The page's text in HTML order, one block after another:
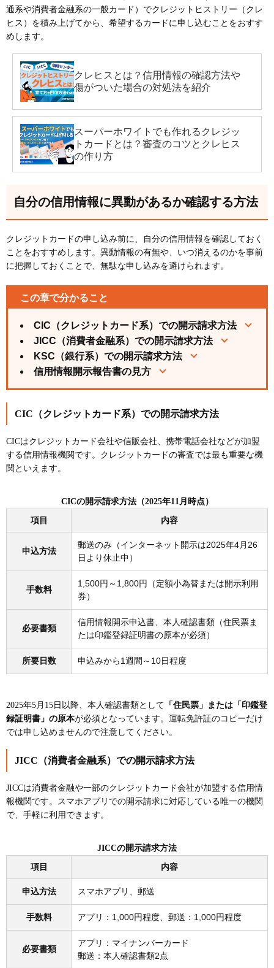
通系や消費者金融系の一般カード）でクレジットヒストリー（クレ
ヒス）を積み上げてから、希望するカードに申し込むことをおすす
めします。
クレヒスとは？信用情報の確認方法や
傷がついた場合の対処法を紹介
スーパーホワイトでも作れるクレジッ
トカードとは？審査のコツとクレヒス
の作り方
自分の信用情報に異動があるか確認する方法
クレジットカードの申し込み前に、自分の信用情報を確認しておく
ことをおすすめします。異動情報の有無や、いつ消えるのかを事前
に把握しておくことで、無駄な申し込みを避けられます。
この章で分かること
CIC（クレジットカード系）での開示請求方法
JICC（消費者金融系）での開示請求方法
KSC（銀行系）での開示請求方法
信用情報開示報告書の見方
CIC（クレジットカード系）での開示請求方法
CICはクレジットカード会社や信販会社、携帯電話会社などが加盟
する信用情報機関です。クレジットカードの審査では最も重要な機
関といえます。
CICの開示請求方法（2025年11月時点）
項目 内容
申込方法
郵送のみ（インターネット開示は2025年4月26
日より休止中）
手数料
1,500円～1,800円（定額小為替または開示利用
券）
必要書類
信用情報開示申込書、本人確認書類（住民票ま
たは印鑑登録証明書の原本が必須）
所要日数 申込みから1週間～10日程度
2025年5月15日以降、本人確認書類として 「住民票」または「印鑑登
録証明書」の原本が必須となっています。運転免許証のコピーだけ
では申し込めませんので注意してください。
JICC（消費者金融系）での開示請求方法
JICCは消費者金融や一部のクレジットカード会社が加盟する信用情
報機関です。スマホアプリでの開示請求に対応している唯一の機関
で、手軽に利用できます。
JICCの開示請求方法
項目 内容
申込方法 スマホアプリ、郵送
手数料 アプリ：1,000円程度、郵送：1,000円程度
必要書類
アプリ：マイナンバーカード
郵送：本人確認書類2点